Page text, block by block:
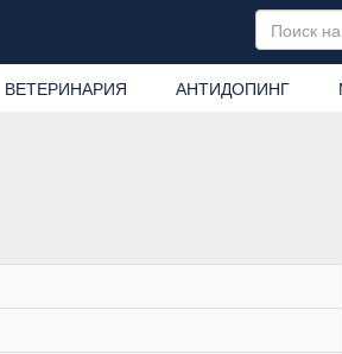
ВЕТЕРИНАРИЯ АНТИДОПИНГ